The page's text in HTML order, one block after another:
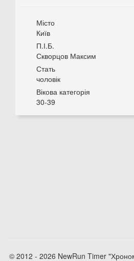
Місто
Київ
П.І.Б.
Скворцов Максим
Стать
чоловік
Вікова категорія
30-39
© 2012 - 2026 NewRun Timer